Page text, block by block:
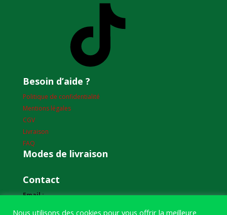
Besoin d’aide ?
Politique de confidentialité
Mentions légales
CGV
Livraison
FAQ
Modes de livraison
Contact
Email :
Nous utilisons des cookies pour vous offrir la meilleure